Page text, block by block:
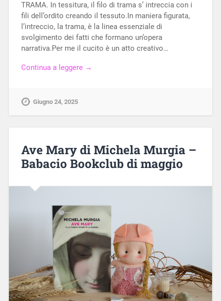
TRAMA. In tessitura, il filo di trama s’ intreccia con i
fili dell’ordito creando il tessuto.In maniera figurata,
l’intreccio, la trama, è la linea essenziale di
svolgimento dei fatti che formano un’opera
narrativa.Per me il cucito è un atto creativo…
Continua a leggere →
Giugno 24, 2025
Ave Mary di Michela Murgia –
Babacio Bookclub di maggio